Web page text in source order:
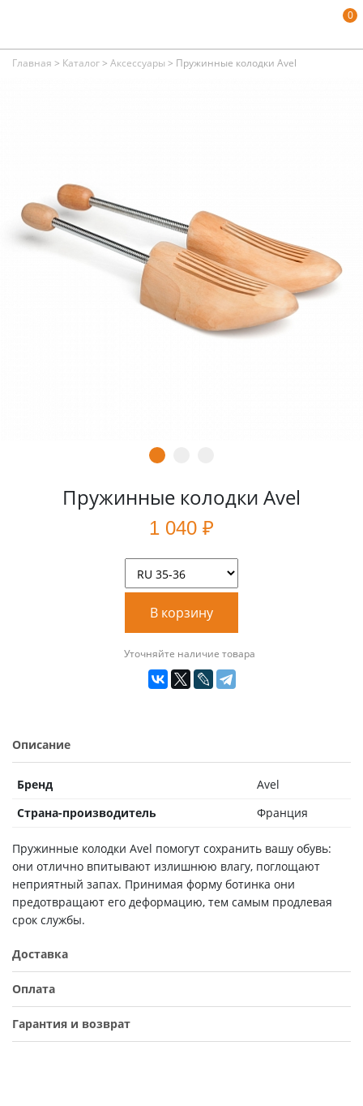
0
Главная > Каталог> Аксессуары > Пружинные колодки Avel
Пружинные колодки Avel
1 040 ₽
В корзину
Уточняйте наличие товара
Описание
Бренд
Avel
Страна-производитель
Франция
Пружинные колодки Avel помогут сохранить вашу обувь:
они отлично впитывают излишнюю влагу, поглощают
неприятный запах. Принимая форму ботинка они
предотвращают его деформацию, тем самым продлевая
срок службы.
Доставка
Оплата
Гарантия и возврат